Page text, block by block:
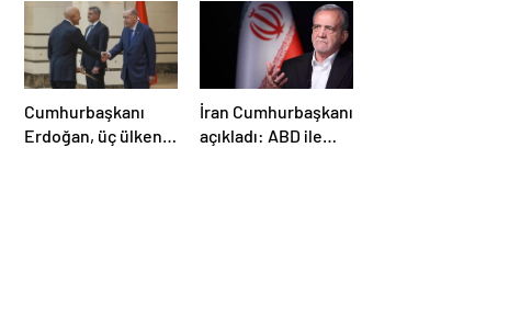
Cumhurbaşkanı
Erdoğan, üç ülkenin
İran Cumhurbaşkanı
açıkladı: ABD ile